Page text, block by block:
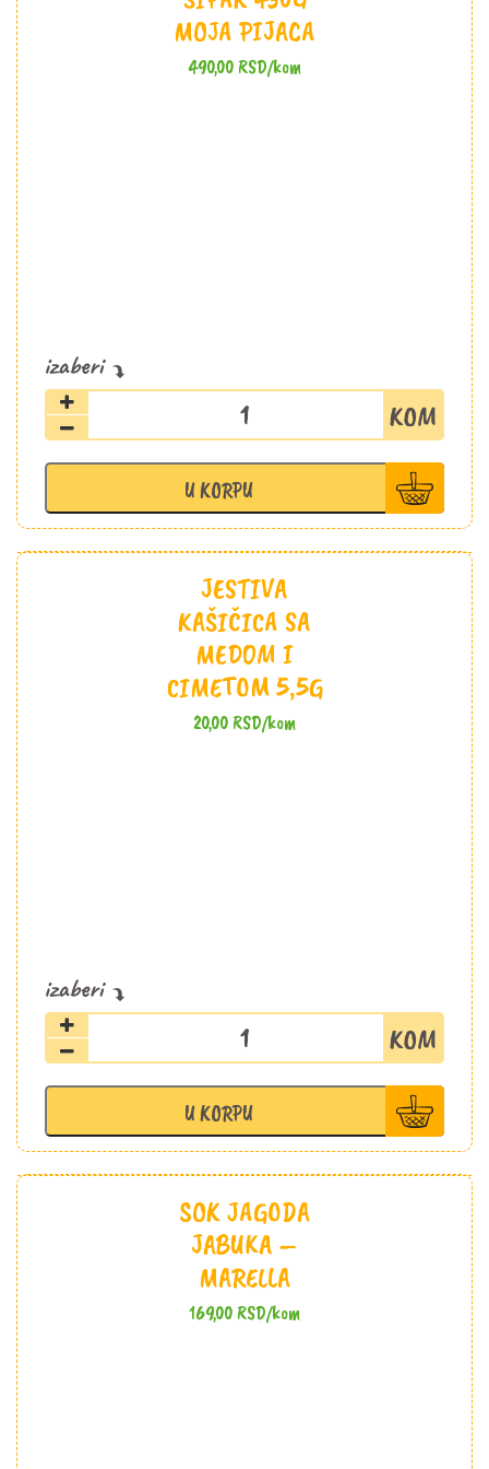
MOJA PIJACA
490,00RSD/kom
Džem
ekstra
430g
Moja
Pijaca
količina
U KORPU
JESTIVA
KAŠIČICA SA
MEDOM I
CIMETOM 5,5G
20,00RSD/kom
Jestiva
kašičica
medom
i
cimetom
5,5g
količina
U KORPU
SOK JAGODA
JABUKA –
MARELLA
169,00RSD/kom